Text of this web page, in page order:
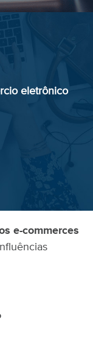
eletrônico
e-commerces